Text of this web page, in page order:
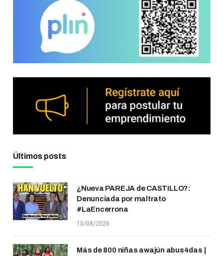
Últimos posts
¿Nueva PAREJA de CASTILLO?:
Denunciada por maltrato
#LaEncerrona
10/08/2026
Más de 800 niñas awajún abus4das |